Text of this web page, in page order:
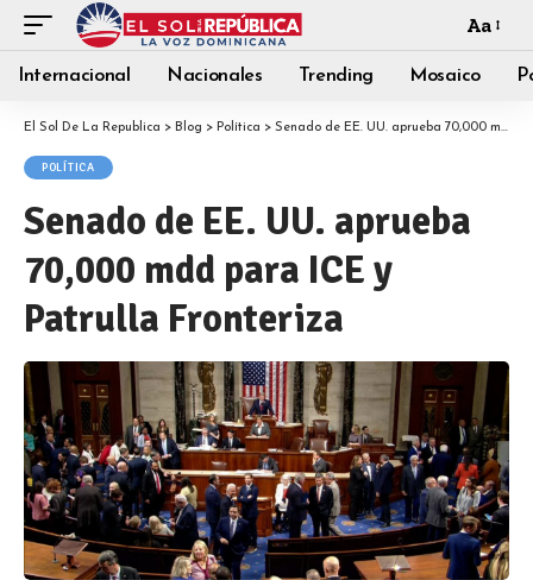
Aa
Internacional Nacionales Trending Mosaico
El Sol De La Republica > Blog > Política > Senado de EE. UU. aprueba 70,000 mdd para ICE y Patrulla Fronteriza
POLÍTICA
Senado de EE. UU. aprueba
70,000 mdd para ICE y
Patrulla Fronteriza